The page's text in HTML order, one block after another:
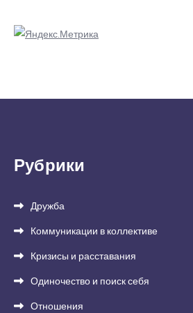
Рубрики
Дружба
Коммуникации в коллективе
Кризисы и расставания
Одиночество и поиск себя
Отношения